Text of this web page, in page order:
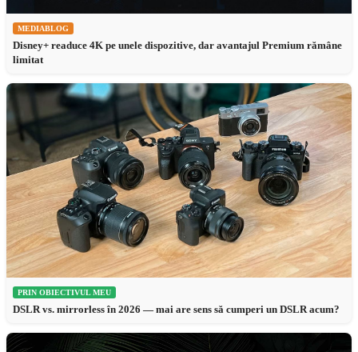
MEDIABLOG
Disney+ readuce 4K pe unele dispozitive, dar avantajul Premium rămâne
limitat
PRIN OBIECTIVUL MEU
DSLR vs. mirrorless în 2026 — mai are sens să cumperi un DSLR acum?